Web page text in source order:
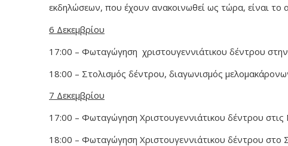
εκδηλώσεων, που έχουν ανακοινωθεί ως τώρα, είναι το
6 Δεκεμβρίου
17:00 – Φωταγώγηση χριστουγεννιάτικου δέντρου
18:00 – Στολισμός δέντρου, διαγωνισμός
7 Δεκεμβρίου
17:00 – Φωταγώγηση Χριστουγεννιάτικου δέντρου στις
18:00 – Φωταγώγηση Χριστουγεννιάτικου δέντρου στο